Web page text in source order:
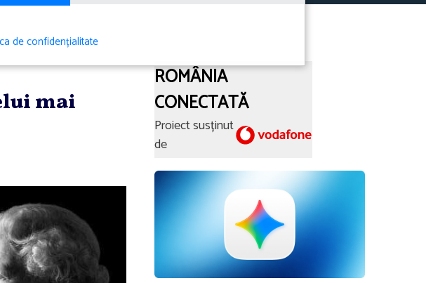
mai
ROMÂNIA
CONECTATĂ
Proiect susținut
de
de confidențialitate